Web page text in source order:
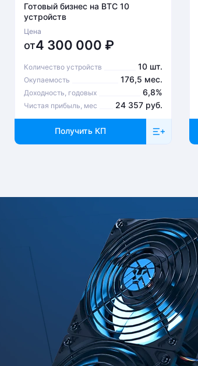
Готовый бизнес на BTC 10
устройств
Цена
от4 300 000 ₽
Количество устройств 10 шт.
Окупаемость 176,5 мес.
Доходность, годовых 6,8%
Чистая прибыль, мес 24 357 руб.
Получить КП